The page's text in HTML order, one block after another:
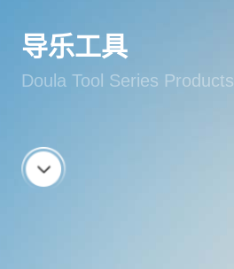
导乐工具
Doula Tool Series Products